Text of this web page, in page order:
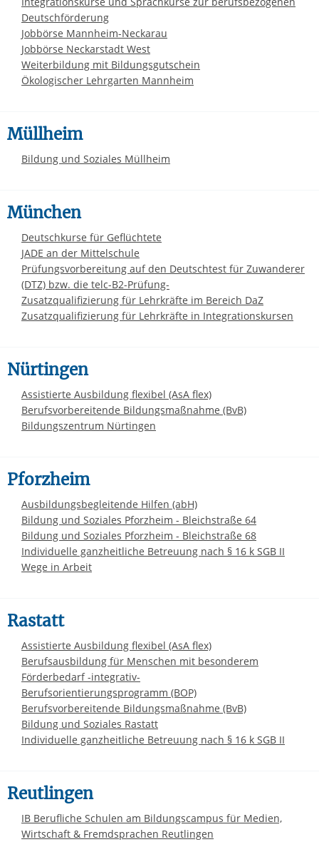
Deutschförderung
Jobbörse Mannheim-Neckarau
Jobbörse Neckarstadt West
Weiterbildung mit Bildungsgutschein
Ökologischer Lehrgarten Mannheim
Müllheim
Bildung und Soziales Müllheim
München
Deutschkurse für Geflüchtete
JADE an der Mittelschule
Prüfungsvorbereitung auf den Deutschtest für Zuwanderer
(DTZ) bzw. die telc-B2-Prüfung-
Zusatzqualifizierung für Lehrkräfte im Bereich DaZ
Zusatzqualifizierung für Lehrkräfte in Integrationskursen
Nürtingen
Assistierte Ausbildung flexibel (AsA flex)
Berufsvorbereitende Bildungsmaßnahme (BvB)
Bildungszentrum Nürtingen
Pforzheim
Ausbildungsbegleitende Hilfen (abH)
Bildung und Soziales Pforzheim - Bleichstraße 64
Bildung und Soziales Pforzheim - Bleichstraße 68
Individuelle ganzheitliche Betreuung nach § 16 k SGB II
Wege in Arbeit
Rastatt
Assistierte Ausbildung flexibel (AsA flex)
Berufsausbildung für Menschen mit besonderem
Förderbedarf -integrativ-
Berufsorientierungsprogramm (BOP)
Berufsvorbereitende Bildungsmaßnahme (BvB)
Bildung und Soziales Rastatt
Individuelle ganzheitliche Betreuung nach § 16 k SGB II
Reutlingen
IB Berufliche Schulen am Bildungscampus für Medien,
Wirtschaft & Fremdsprachen Reutlingen